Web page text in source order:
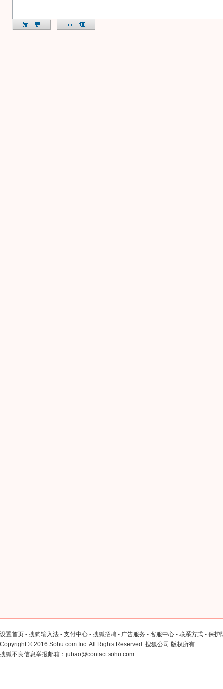
设置首页 - 搜狗输入法 - 支付中心 - 搜狐招聘 - 广告服务 - 客服中心 - 联系方式 - 保护
Copyright© 2016 Sohu.com Inc. All Rights Reserved. 搜狐公司 版权所有
搜狐不良信息举报邮箱： jubao@contact.sohu.com